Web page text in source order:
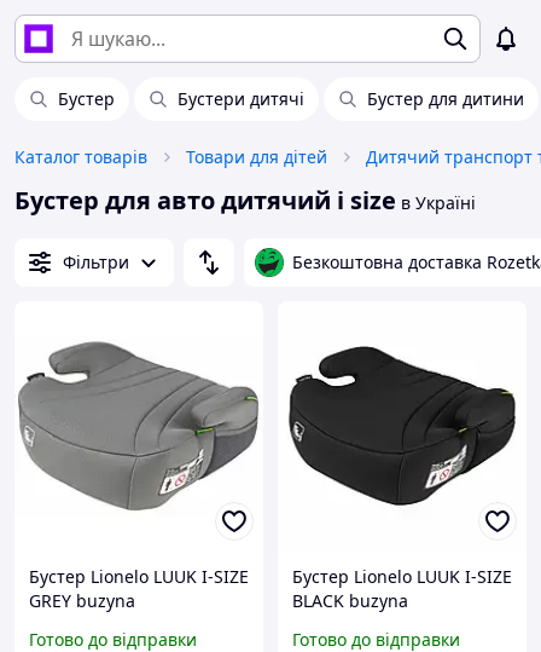
Бустер Бустери дитячі Бустер для дитини
Каталог товарів Товари для дітей Дитячий транспорт
Бустер для авто дитячий i size в Україні
Фільтри Безкоштовна доставка
Бустер Lionelo LUUK I-SIZE
GREY buzyna
Готово до відправки
Бустер Lionelo LUUK I-SIZE
BLACK buzyna
Готово до відправки